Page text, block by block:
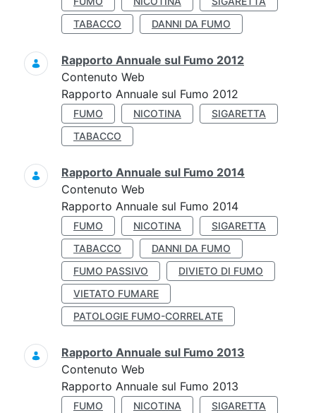
TABACCO
DANNI DA FUMO
Rapporto Annuale sul Fumo 2012
Contenuto Web
Rapporto Annuale sul Fumo 2012
FUMO NICOTINA
SIGARETTA
TABACCO
Rapporto Annuale sul Fumo 2014
Contenuto Web
Rapporto Annuale sul Fumo 2014
FUMO NICOTINA
SIGARETTA
TABACCO
DANNI DA FUMO
FUMO PASSIVO
DIVIETO DI FUMO
VIETATO FUMARE
PATOLOGIE FUMO-CORRELATE
Rapporto Annuale sul Fumo 2013
Contenuto Web
Rapporto Annuale sul Fumo 2013
FUMO NICOTINA
SIGARETTA